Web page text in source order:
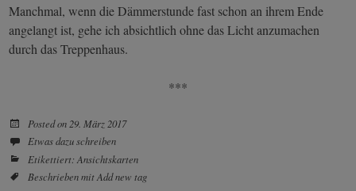
Manchmal, wenn die Dämmerstunde fast schon an ihrem Ende
angelangt ist, gehe ich absichtlich ohne das Licht anzumachen
durch das Treppenhaus.
***
Posted on 29. März 2017
Etwas dazu schreiben
Etikettiert:Ansichtskarten
Beschrieben mitAdd new tag